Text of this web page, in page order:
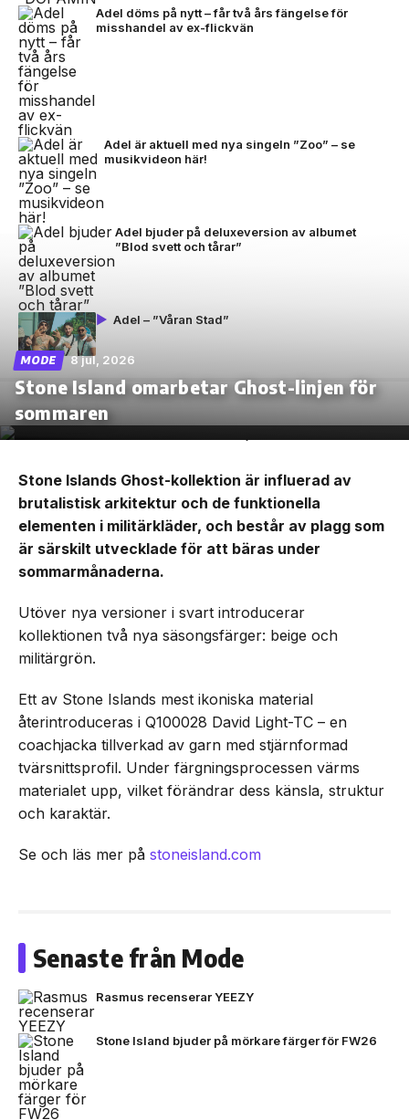
Adel döms på nytt – får två års fängelse för
misshandel av ex-flickvän
Adel är aktuell med nya singeln ”Zoo” – se
musikvideon här!
Adel bjuder på deluxeversion av albumet
”Blod svett och tårar”
Adel – ”Våran Stad”
MODE 8 jul, 2026
Stone Island omarbetar Ghost-linjen för
sommaren
Stone Islands Ghost-kollektion är influerad av
brutalistisk arkitektur och de funktionella
elementen i militärkläder, och består av plagg som
är särskilt utvecklade för att bäras under
sommarmånaderna.
Utöver nya versioner i svart introducerar
kollektionen två nya säsongsfärger: beige och
militärgrön.
Ett av Stone Islands mest ikoniska material
återintroduceras i Q100028 David Light-TC – en
coachjacka tillverkad av garn med stjärnformad
tvärsnittsprofil. Under färgningsprocessen värms
materialet upp, vilket förändrar dess känsla, struktur
och karaktär.
Se och läs mer på stoneisland.com
Senaste från Mode
Rasmus recenserar YEEZY
Stone Island bjuder på mörkare färger för FW26